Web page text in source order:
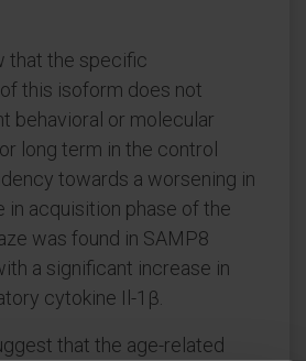
that the specific
this isoform does not
behavioral or molecular
long term in the control
towards a worsening in
in acquisition phase of the
was found in SAMP8
a significant increase in
cytokine Il-1β.
that the age-related